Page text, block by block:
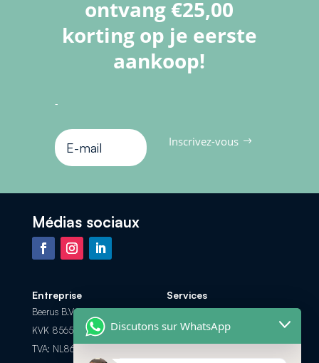
ontvang €25,00
korting op je eerste
aankoop!
-
Inscrivez-vous
Médias sociaux
Entreprise
Beerus B.V.
KVK 85658308
TVA: NL863698104B01
Services
Foire aux Questions
Les options de paiement
Discutons sur WhatsApp